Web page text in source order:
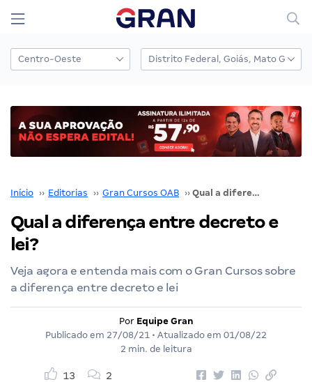
Início ›› Editorias ›› Gran Cursos OAB ›› Qual a diferença entre decreto e lei?
Qual a diferença entre decreto e
lei?
Veja agora e entenda mais com o Gran Cursos sobre
a diferença entre decreto e lei
Por Equipe Gran
Publicado em 27/08/21 • Atualizado em 01/08/22
2 min. de leitura
13 2